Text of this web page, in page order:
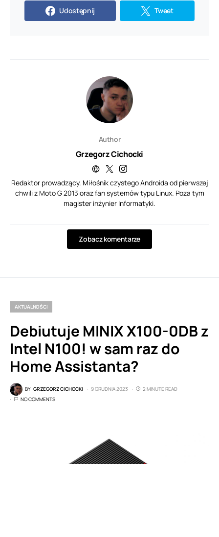
Udostępnij Tweet
Author
Grzegorz Cichocki
Redaktor prowadzący. Miłośnik czystego Androida od pierwszej
chwili z Moto G 2013 oraz fan systemów typu Linux. Poza tym
magister inżynier Informatyki.
Zobacz komentarze
AKTUALNOŚCI
Debiutuje MINIX X100-0DB z
Intel N100! w sam raz do
Home Assistanta?
BY GRZEGORZ CICHOCKI 9 GRUDNIA 2023
2 MINUTE READ
NO COMMENTS